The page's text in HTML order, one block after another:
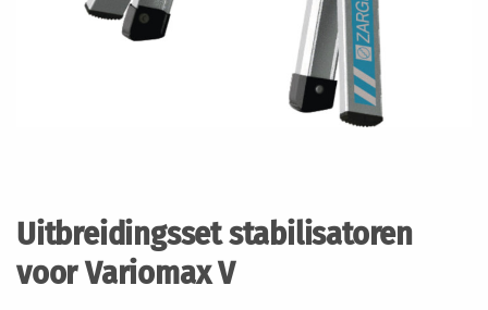
Uitbreidingsset stabilisatoren
voor Variomax V
begin
de